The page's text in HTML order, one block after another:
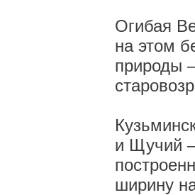
Огибая
на этом
природы
и Щучий
ширину